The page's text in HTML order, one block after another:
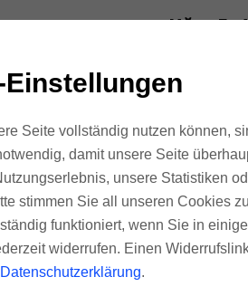
Uğur
Einstellungen
Seite vollständig nutzen können,
damit unsere Seite
unsere Statistiken
stimmen Sie all unseren Cookies
funktioniert, wenn Sie in
widerrufen. Einen
Datenschutzerklärung.